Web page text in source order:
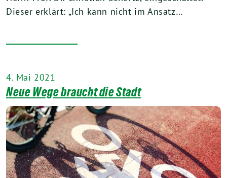
Dieser erklärt: „Ich kann nicht im Ansatz…
4. Mai 2021
Neue Wege braucht die Stadt